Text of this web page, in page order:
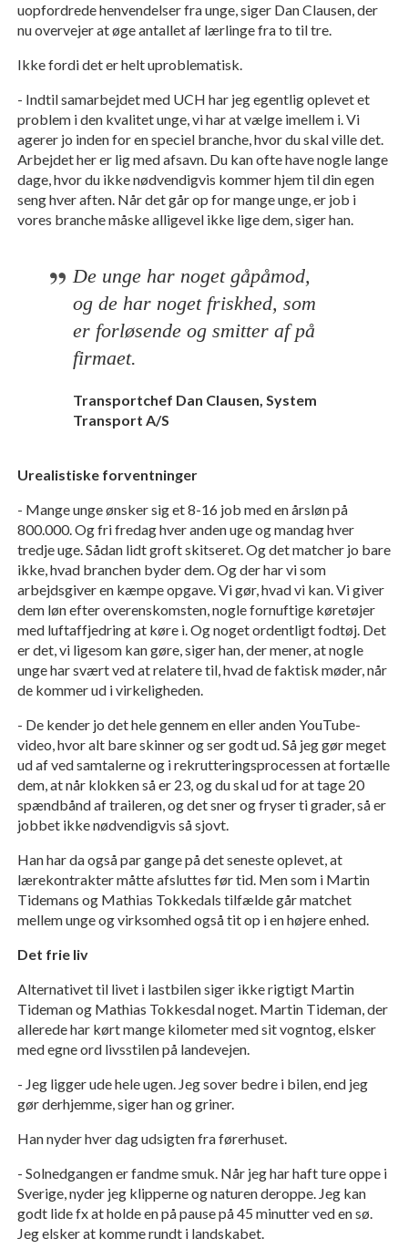
uopfordrede henvendelser fra unge, siger Dan Clausen, der
nu overvejer at øge antallet af lærlinge fra to til tre.
Ikke fordi det er helt uproblematisk.
- Indtil samarbejdet med UCH har jeg egentlig oplevet et
problem i den kvalitet unge, vi har at vælge imellem i. Vi
agerer jo inden for en speciel branche, hvor du skal ville det.
Arbejdet her er lig med afsavn. Du kan ofte have nogle lange
dage, hvor du ikke nødvendigvis kommer hjem til din egen
seng hver aften. Når det går op for mange unge, er job i
vores branche måske alligevel ikke lige dem, siger han.
De unge har noget gåpåmod,
og de har noget friskhed, som
er forløsende og smitter af på
firmaet.
Transportchef Dan Clausen, System
Transport A/S
Urealistiske forventninger
- Mange unge ønsker sig et 8-16 job med en årsløn på
800.000. Og fri fredag hver anden uge og mandag hver
tredje uge. Sådan lidt groft skitseret. Og det matcher jo bare
ikke, hvad branchen byder dem. Og der har vi som
arbejdsgiver en kæmpe opgave. Vi gør, hvad vi kan. Vi giver
dem løn efter overenskomsten, nogle fornuftige køretøjer
med luftaffjedring at køre i. Og noget ordentligt fodtøj. Det
er det, vi ligesom kan gøre, siger han, der mener, at nogle
unge har svært ved at relatere til, hvad de faktisk møder, når
de kommer ud i virkeligheden.
- De kender jo det hele gennem en eller anden YouTube-
video, hvor alt bare skinner og ser godt ud. Så jeg gør meget
ud af ved samtalerne og i rekrutteringsprocessen at fortælle
dem, at når klokken så er 23, og du skal ud for at tage 20
spændbånd af traileren, og det sner og fryser ti grader, så er
jobbet ikke nødvendigvis så sjovt.
Han har da også par gange på det seneste oplevet, at
lærekontrakter måtte afsluttes før tid. Men som i Martin
Tidemans og Mathias Tokkedals tilfælde går matchet
mellem unge og virksomhed også tit op i en højere enhed.
Det frie liv
Alternativet til livet i lastbilen siger ikke rigtigt Martin
Tideman og Mathias Tokkesdal noget. Martin Tideman, der
allerede har kørt mange kilometer med sit vogntog, elsker
med egne ord livsstilen på landevejen.
- Jeg ligger ude hele ugen. Jeg sover bedre i bilen, end jeg
gør derhjemme, siger han og griner.
Han nyder hver dag udsigten fra førerhuset.
- Solnedgangen er fandme smuk. Når jeg har haft ture oppe i
Sverige, nyder jeg klipperne og naturen deroppe. Jeg kan
godt lide fx at holde en på pause på 45 minutter ved en sø.
Jeg elsker at komme rundt i landskabet.